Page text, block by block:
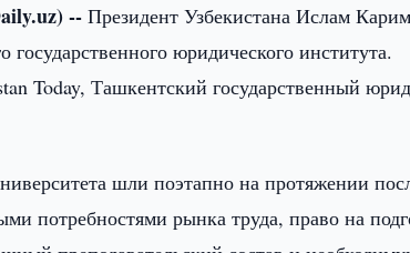
-- Президент Узбекистана Ислам
государственного юридического института.
Today, Ташкентский государственный
шли поэтапно на протяжении
потребностями рынка труда, право на